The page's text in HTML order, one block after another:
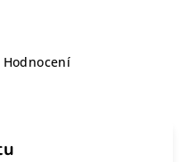
Hodnocení